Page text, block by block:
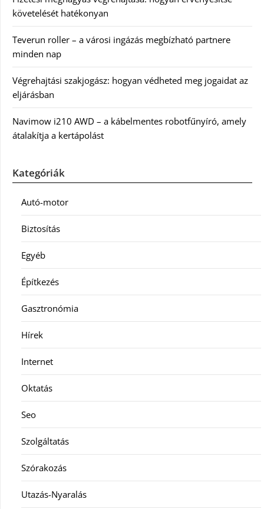
követelését hatékonyan
Teverun roller – a városi ingázás megbízható partnere
minden nap
Végrehajtási szakjogász: hogyan védheted meg jogaidat az
eljárásban
Navimow i210 AWD – a kábelmentes robotfűnyíró, amely
átalakítja a kertápolást
Kategóriák
Autó-motor
Biztosítás
Egyéb
Építkezés
Gasztronómia
Hírek
Internet
Oktatás
Seo
Szolgáltatás
Szórakozás
Utazás-Nyaralás